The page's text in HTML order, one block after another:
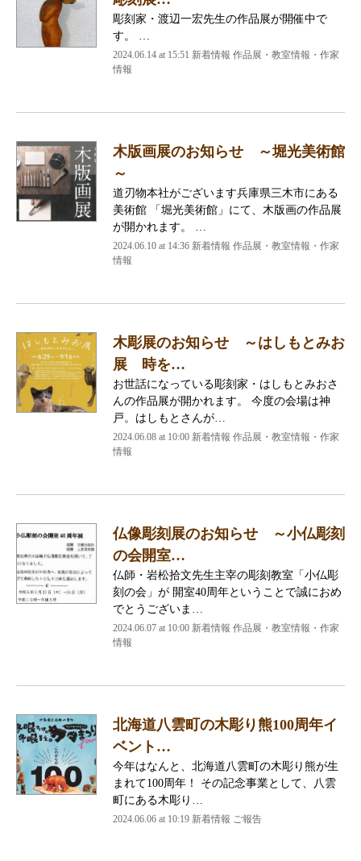
彫刻家・渡辺一宏先生の作品展が開催中で
す。 …
2024.06.14 at 15:51 新着情報 作品展・教室情報・作家
情報
木版画展のお知らせ ～堀光美術館
～
道刃物本社がございます兵庫県三木市にある
美術館 「堀光美術館」にて、木版画の作品展
が開かれます。 …
2024.06.10 at 14:36 新着情報 作品展・教室情報・作家
情報
木彫展のお知らせ ～はしもとみお
展 時を…
お世話になっている彫刻家・はしもとみおさ
んの作品展が開かれます。 今度の会場は神
戸。はしもとさんが…
2024.06.08 at 10:00 新着情報 作品展・教室情報・作家
情報
仏像彫刻展のお知らせ ～小仏彫刻
の会開室…
仏師・岩松拾文先生主宰の彫刻教室「小仏彫
刻の会」が 開室40周年ということで誠におめ
でとうございま…
2024.06.07 at 10:00 新着情報 作品展・教室情報・作家
情報
北海道八雲町の木彫り熊100周年イ
ベント…
今年はなんと、北海道八雲町の木彫り熊が生
まれて100周年！ その記念事業として、八雲
町にある木彫り…
2024.06.06 at 10:19 新着情報 ご報告